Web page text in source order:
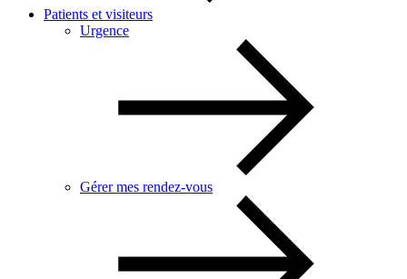
Patients et visiteurs
Urgence
Gérer mes rendez-vous